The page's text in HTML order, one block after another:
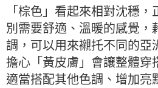
「棕色」看起來相對沈穩
別需要舒適、溫暖的感覺，
調，可以用來襯托不同的亞
擔心「黃皮膚」會讓整體穿
適當搭配其他色調、增加亮